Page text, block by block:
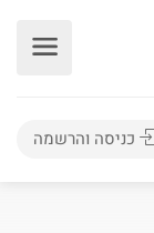
כניסה והרשמה